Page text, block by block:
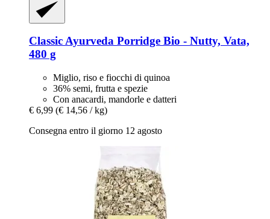
Classic Ayurveda Porridge Bio -​ Nutty, Vata,
480 g
Miglio, riso e fiocchi di quinoa
36% semi, frutta e spezie
Con anacardi, mandorle e datteri
€ 6,99 (€ 14,56 / kg)
Consegna entro il giorno 12 agosto